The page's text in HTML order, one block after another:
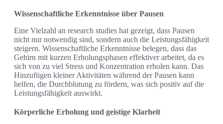
Wissenschaftliche Erkenntnisse über Pausen
Eine Vielzahl an research studies hat gezeigt, dass Pausen
nicht nur notwendig sind, sondern auch die Leistungsfähigkeit
steigern. Wissenschaftliche Erkenntnisse belegen, dass das
Gehirn mit kurzen Erholungsphasen effektiver arbeitet, da es
sich von zu viel Stress und Konzentration erholen kann. Das
Hinzufügen kleiner Aktivitäten während der Pausen kann
helfen, die Durchblutung zu fördern, was sich positiv auf die
Leistungsfähigkeit auswirkt.
Körperliche Erholung und geistige Klarheit